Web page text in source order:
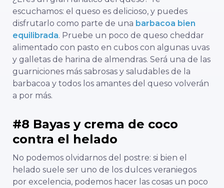
escuchamos: el queso es delicioso, y puedes
disfrutarlo como parte de una barbacoa bien
equilibrada. Pruebe un poco de queso cheddar
alimentado con pasto en cubos con algunas uvas
y galletas de harina de almendras. Será una de las
guarniciones más sabrosas y saludables de la
barbacoa y todos los amantes del queso volverán
a por más.
#8 Bayas y crema de coco
contra el helado
No podemos olvidarnos del postre: si bien el
helado suele ser uno de los dulces veraniegos
por excelencia, podemos hacer las cosas un poco